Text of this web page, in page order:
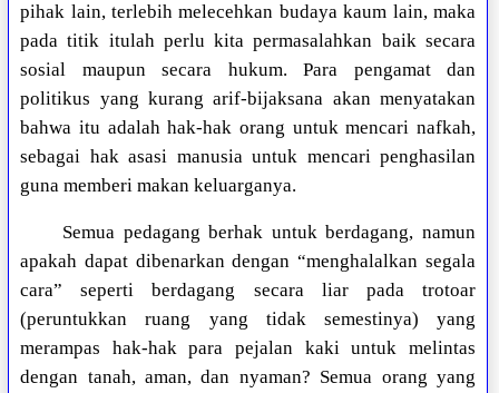
pihak lain, terlebih melecehkan budaya kaum lain, maka
pada titik itulah perlu kita permasalahkan baik secara
sosial maupun secara hukum. Para pengamat dan
politikus yang kurang arif-bijaksana akan menyatakan
bahwa itu adalah hak-hak orang untuk mencari nafkah,
sebagai hak asasi manusia untuk mencari penghasilan
guna memberi makan keluarganya.
Semua pedagang berhak untuk berdagang, namun
apakah dapat dibenarkan dengan “menghalalkan segala
cara” seperti berdagang secara liar pada trotoar
(peruntukkan ruang yang tidak semestinya) yang
merampas hak-hak para pejalan kaki untuk melintas
dengan tanah, aman, dan nyaman? Semua orang yang